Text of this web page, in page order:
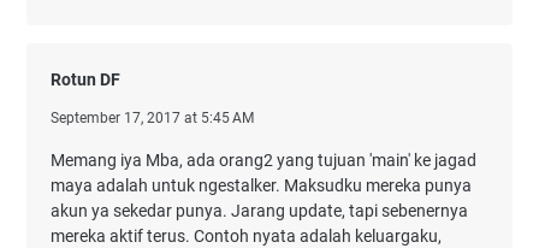
Rotun DF
September 17, 2017 at 5:45 AM
Memang iya Mba, ada orang2 yang tujuan 'main' ke jagad
maya adalah untuk ngestalker. Maksudku mereka punya
akun ya sekedar punya. Jarang update, tapi sebenernya
mereka aktif terus. Contoh nyata adalah keluargaku,